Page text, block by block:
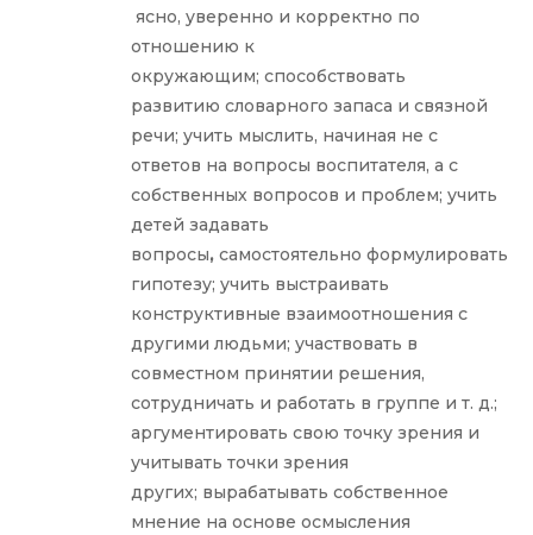
ясно, уверенно и корректно по
отношению к
окружающим; способствовать
развитию словарного запаса и связной
речи; учить мыслить, начиная не с
ответов на вопросы воспитателя, а с
собственных вопросов и проблем; учить
детей задавать
вопросы, самостоятельно формулировать
гипотезу; учить выстраивать
конструктивные взаимоотношения с
другими людьми; участвовать в
совместном принятии решения,
сотрудничать и работать в группе и т. д.;
аргументировать свою точку зрения и
учитывать точки зрения
других; вырабатывать собственное
мнение на основе осмысления